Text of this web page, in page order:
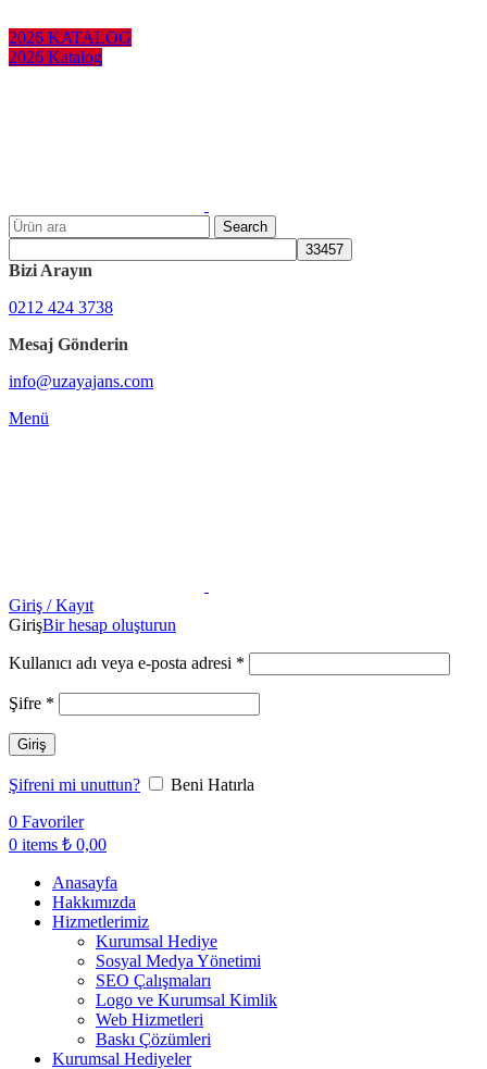
2026 KATALOG
2026 Katalog
Search
Bizi Arayın
0212 424 3738
Mesaj Gönderin
info@uzayajans.com
Menü
Giriş / Kayıt
GirişBir hesap oluşturun
Kullanıcı adı veya e-posta adresi *
Şifre *
Giriş
Şifreni mi unuttun?
Beni Hatırla
0 Favoriler
0 items ₺ 0,00
Anasayfa
Hakkımızda
Hizmetlerimiz
Kurumsal Hediye
Sosyal Medya Yönetimi
SEO Çalışmaları
Logo ve Kurumsal Kimlik
Web Hizmetleri
Baskı Çözümleri
Kurumsal Hediyeler